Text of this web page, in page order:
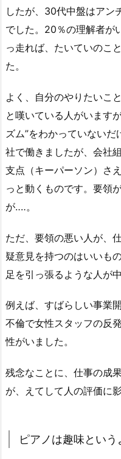
したが、30代中盤はアン
でした。20％の理解者が
っ走れば、たいていのこ
た。
よく、自分のやりたいこ
と嘆いている人がいます
ズム”をわかっていない
社で働きましたが、会社
支点（キーパーソン）さ
っと動くものです。要領
が‥‥。
ただ、要領の悪い人が、
疑意見を持つのはいいも
足を引っ張るような人が
例えば、すばらしい事業
不倫で女性スタッフの反
性がいました。
残念なことに、仕事の成
が、えてして人の評価に
ピアノは趣味とい